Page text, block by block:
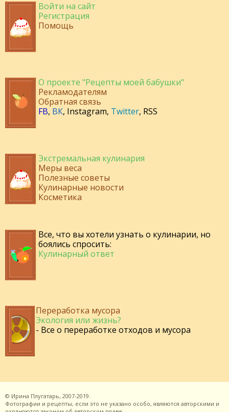
Войти на сайт
Регистрация
Помощь
О проекте "Рецепты моей бабушки"
Рекламодателям
Обратная связь
FB, ВК, Instagram, Twitter, RSS
Экстремальная кулинария
Меры веса
Полезные советы
Кулинарные новости
Косметика
Все, что вы хотели узнать о кулинарии, но
боялись спросить:
Кулинарный ответ
Переработка мусора
Экология или жизнь?
- Все о переработке отходов и мусора
© Ирина Плугатарь, 2007-2019.
Фотографии и рецепты, если это не указано особо, являются авторскими и